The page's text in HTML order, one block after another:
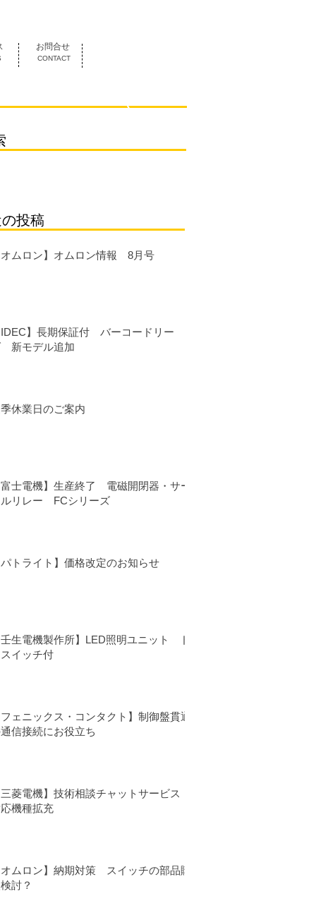
CONTACT
お問合せ
投稿
ムロン】オムロン情報 8月号
】長期保証付 バーコードリー
新モデル追加
休業日のご案内
士電機】生産終了 電磁開閉器・サー
リレー FCシリーズ
トライト】価格改定のお知らせ
生電機製作所】LED照明ユニット ド
イッチ付
ェニックス・コンタクト】制御盤貫通
信接続にお役立ち
菱電機】技術相談チャットサービス
機種拡充
ムロン】納期対策 スイッチの部品購
討？